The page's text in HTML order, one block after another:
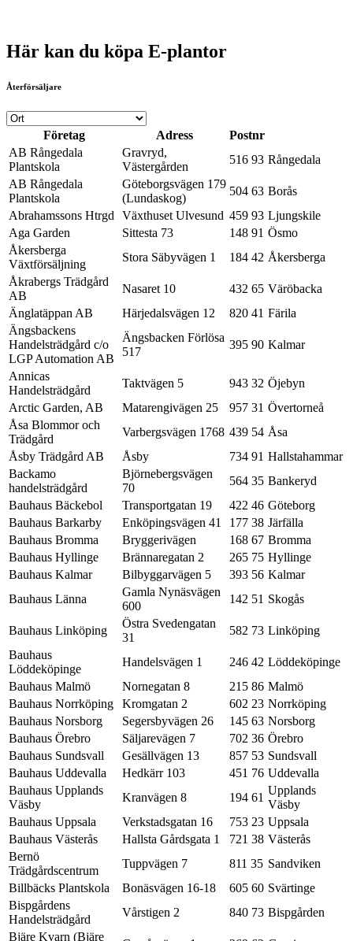
Här kan du köpa E-plantor
Återförsäljare
Företag Adress
Postnr
AB Rångedala
Plantskola
Gravryd,
Västergården
516 93 Rångedala
AB Rångedala
Plantskola
Göteborgsvägen 179
(Lundaskog)
504 63 Borås
Abrahamssons Htrgd
Växthuset Ulvesund 459 93 Ljungskile
Aga Garden
Sittesta 73 148 91 Ösmo
Åkersberga
Växtförsäljning
Stora Säbyvägen 1 184 42 Åkersberga
Åkrabergs Trädgård
AB
Nasaret 10 432 65 Väröbacka
Änglatäppan AB
Härjedalsvägen 12 820 41 Färila
Ängsbackens
Handelsträdgård c/o
LGP Automation AB
Ängsbacken Förlösa
517
395 90 Kalmar
Annicas
Handelsträdgård
Taktvägen 5 943 32 Öjebyn
Arctic Garden, AB
Matarengivägen 25 957 31 Övertorneå
Åsa Blommor och
Trädgård
Varbergsvägen 1768 439 54 Åsa
Åsby Trädgård AB
Åsby 734 91 Hallstahammar
Backamo
handelsträdgård
Björnebergsvägen
70
564 35 Bankeryd
Bauhaus Bäckebol
Transportgatan 19 422 46 Göteborg
Bauhaus Barkarby
Enköpingsvägen 41 177 38 Järfälla
Bauhaus Bromma
Bryggerivägen 168 67 Bromma
Bauhaus Hyllinge
Brännaregatan 2 265 75 Hyllinge
Bauhaus Kalmar
Bilbyggarvägen 5 393 56 Kalmar
Bauhaus Länna
Gamla Nynäsvägen
600
142 51 Skogås
Bauhaus Linköping
Östra Svedengatan
31
582 73 Linköping
Bauhaus
Löddeköpinge
Handelsvägen 1 246 42 Löddeköpinge
Bauhaus Malmö
Nornegatan 8 215 86 Malmö
Bauhaus Norrköping
Kromgatan 2 602 23 Norrköping
Bauhaus Norsborg
Segersbyvägen 26 145 63 Norsborg
Bauhaus Örebro
Säljarevägen 7 702 36 Örebro
Bauhaus Sundsvall
Gesällvägen 13 857 53 Sundsvall
Bauhaus Uddevalla
Hedkärr 103 451 76 Uddevalla
Bauhaus Upplands
Väsby
Kranvägen 8 194 61
Upplands
Väsby
Bauhaus Uppsala
Verkstadsgatan 16 753 23 Uppsala
Bauhaus Västerås
Hallsta Gårdsgata 1 721 38 Västerås
Bernö
Trädgårdscentrum
Tuppvägen 7 811 35 Sandviken
Billbäcks Plantskola
Bonäsvägen 16-18 605 60 Svärtinge
Bispgårdens
Handelsträdgård
Vårstigen 2 840 73 Bispgården
Bjäre Kvarn (Bjäre